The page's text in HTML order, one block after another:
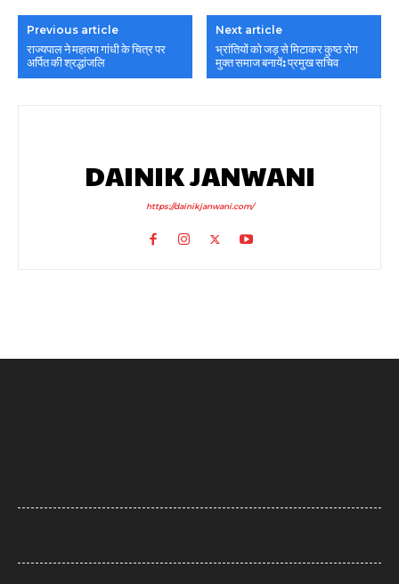
Previous article
राज्यपाल ने महात्मा गांधी के चित्र पर
अर्पित की श्रद्धांजलि
Next article
भ्रांतियों को जड़ से मिटाकर कुष्ठ रोग
मुक्त समाज बनायें: प्रमुख सचिव
DAINIK JANWANI
https://dainikjanwani.com/